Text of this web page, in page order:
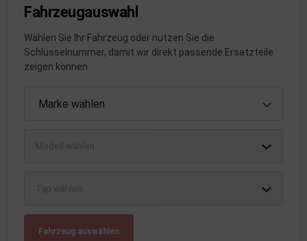
Fahrzeugauswahl
Wählen Sie Ihr Fahrzeug oder nutzen Sie die
Schlüsselnummer, damit wir direkt passende Ersatzteile
zeigen können.
Marke wählen
Fahrzeug auswählen
Anbauteile